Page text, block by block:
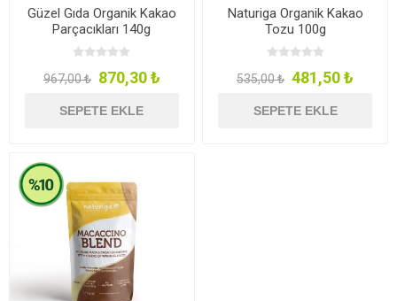
Güzel Gıda Organik Kakao
Parçacıkları 140g
967,00 ₺ 870,30 ₺
SEPETE EKLE
Naturiga Organik Kakao
Tozu 100g
535,00 ₺ 481,50 ₺
SEPETE EKLE